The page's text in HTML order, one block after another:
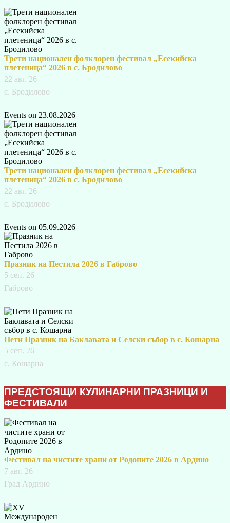
Трети национален фолклорен фестивал „Есекийска
плетеница“ 2026 в с. Бродилово
22 авг. 26
с. Бродилово
Events on 23.08.2026
Трети национален фолклорен фестивал „Есекийска
плетеница“ 2026 в с. Бродилово
22 авг. 26
с. Бродилово
Events on 05.09.2026
Празник на Пестила 2026 в Габрово
5 сеп. 26
Габрово
Пети Празник на Баклавата и Селски събор в с. Кошарна
5 сеп. 26
с. Кошарна
ПРЕДСТОЯЩИ КУЛИНАРНИ ПРАЗНИЦИ И
ФЕСТИВАЛИ
Фестивал на чистите храни от Родопите 2026 в Ардино
7 авг. 26
Град Ардино